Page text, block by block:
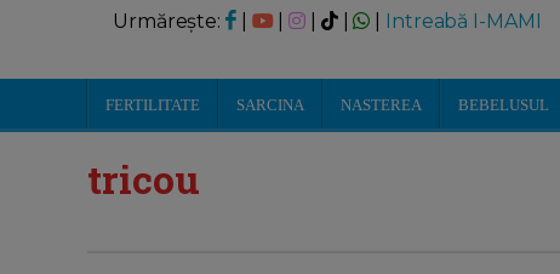
Urmărește: | | Intreabă I-MAMI
FERTILITATE SARCINA NASTEREA BEBELUSUL
tricou